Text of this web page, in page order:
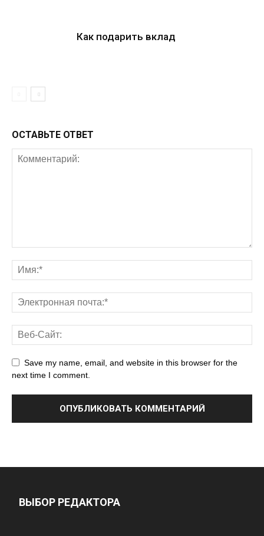
Как подарить вклад
ОСТАВЬТЕ ОТВЕТ
Save my name, email, and website in this browser for the
next time I comment.
ВЫБОР РЕДАКТОРА